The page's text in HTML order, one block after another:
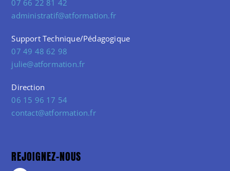
07 66 22 81 42
administratif@atformation.fr
Support Technique/Pédagogique
07 49 48 62 98
julie@atformation.fr
Direction
06 15 96 17 54
contact@atformation.fr
REJOIGNEZ-NOUS